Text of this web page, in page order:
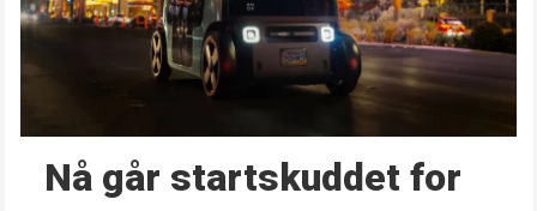
Nå går start­skuddet for